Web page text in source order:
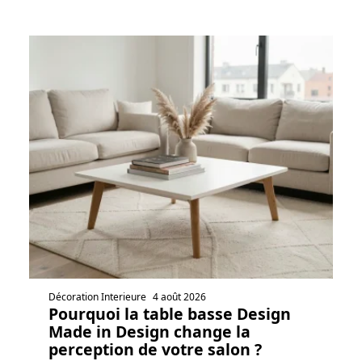
Décoration Interieure 4 août 2026
Pourquoi la table basse Design
Made in Design change la
perception de votre salon ?